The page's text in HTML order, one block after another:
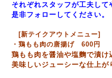
それぞれスタッフが工夫して
是非フォローしてください。
[新テイクアウトメニュー]
・鶏もも肉の唐揚げ 600円
鶏もも肉を醤油や塩麴で漬
美味しいジューシーな仕上が